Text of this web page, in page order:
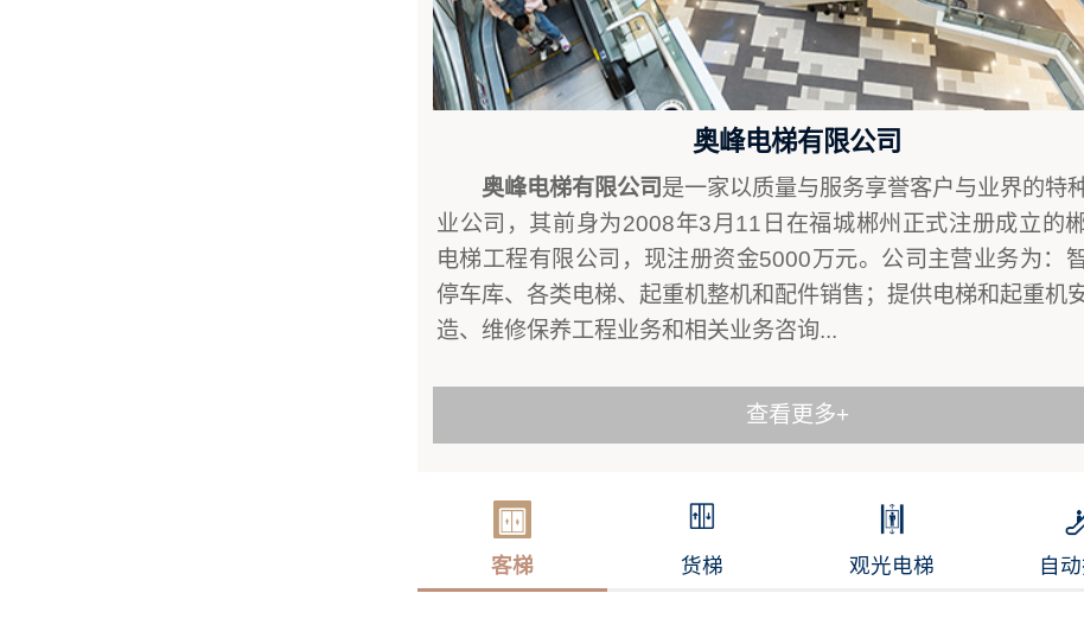
奥峰电梯有限公司
奥峰电梯有限公司是一家以质量与服务享誉客户与业界的特
业公司，其前身为2008年3月11日在福城郴州正式注册成立的
电梯工程有限公司，现注册资金5000万元。公司主营业务为：
停车库、各类电梯、起重机整机和配件销售；提供电梯和起重机
造、维修保养工程业务和相关业务咨询...
查看更多+
客梯 货梯 观光电梯 自